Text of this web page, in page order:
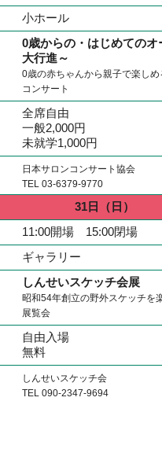
小ホール
0歳からの・はじめての
大行進～
0歳の赤ちゃんから親子で楽し
コンサート
全席自由
一般2,000円
未就学1,000円
日本サロンコンサート協会
TEL 03-6379-9770
31日
（日）
11:00開場 15:00閉場
ギャラリー
しんせいスケッチ会展
昭和54年創立の野外スケッチを
展覧会
自由入場
無料
しんせいスケッチ会
TEL 090-2347-9694